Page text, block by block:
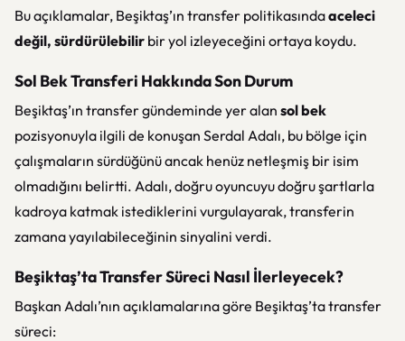
Bu açıklamalar, Beşiktaş’ın transfer politikasındaaceleci
değil, sürdürülebilir bir yol izleyeceğini ortaya koydu.
Sol Bek Transferi Hakkında Son Durum
Beşiktaş’ın transfer gündeminde yer alan sol bek
pozisyonuyla ilgili de konuşan Serdal Adalı, bu bölge için
çalışmaların sürdüğünü ancak henüz netleşmiş bir isim
olmadığını belirtti. Adalı, doğru oyuncuyu doğru şartlarla
kadroya katmak istediklerini vurgulayarak, transferin
zamana yayılabileceğinin sinyalini verdi.
Beşiktaş’ta Transfer Süreci Nasıl İlerleyecek?
Başkan Adalı’nın açıklamalarına göre Beşiktaş’ta transfer
süreci: